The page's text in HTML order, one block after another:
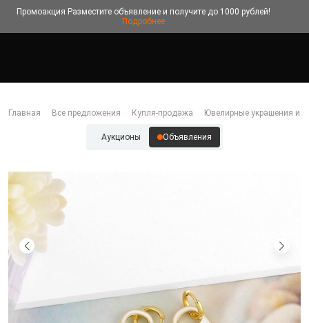
Промоакция Разместите объявление и получите до 1000 рублей!
Подробнее
Главная Все предложения Купля-продажа Ювелирные украшения и
Аукционы Объявления